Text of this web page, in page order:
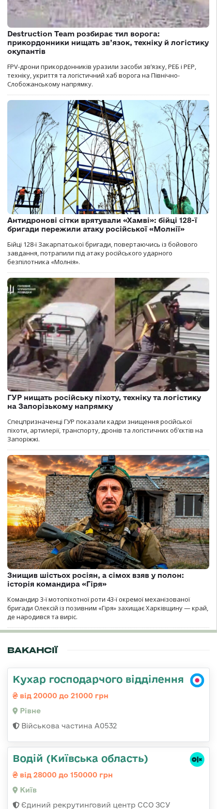
Destruction Team розбирає тил ворога:
прикордонники нищать зв’язок, техніку й логістику
окупантів
FPV-дрони прикордонників уразили засоби зв’язку, РЕБ і РЕР,
техніку, укриття та логістичний хаб ворога на Північно-
Слобожанському напрямку.
Антидронові сітки врятували «Хамві»: бійці 128-ї
бригади пережили атаку російської «Молнії»
Бійці 128-ї Закарпатської бригади, повертаючись із бойового
завдання, потрапили під атаку російського ударного
безпілотника «Молнія».
ГУР нищать російську піхоту, техніку та логістику
на Запорізькому напрямку
Спецпризначенці ГУР показали кадри знищення російської
піхоти, артилерії, транспорту, дронів та логістичних об’єктів на
Запоріжжі.
Знищив шістьох росіян, а сімох взяв у полон:
історія командира «Гіря»
Командир 3-ї мотопіхотної роти 43-ї окремої механізованої
бригади Олексій із позивним «Гіря» захищає Харківщину — край,
де народився та виріс.
ВАКАНСІЇ
Кухар господарчого відділення
від 20000 до 21000 грн
Рівне
Військова частина А0532
Водій (Київська область)
від 28000 до 150000 грн
Київ
Єдиний рекрутинговий центр ССО ЗСУ